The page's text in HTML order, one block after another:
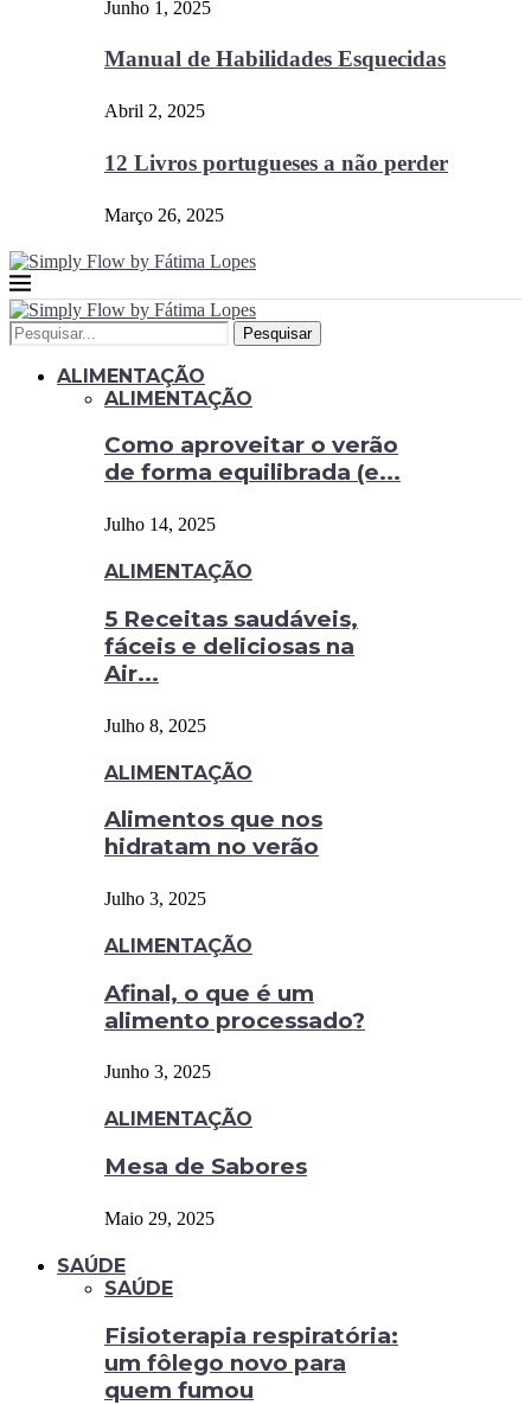
Junho 1, 2025
Manual de Habilidades Esquecidas
Abril 2, 2025
12 Livros portugueses a não perder
Março 26, 2025
Pesquisar
ALIMENTAÇÃO
ALIMENTAÇÃO
Como aproveitar o verão
de forma equilibrada (e...
Julho 14, 2025
ALIMENTAÇÃO
5 Receitas saudáveis,
fáceis e deliciosas na
Air...
Julho 8, 2025
ALIMENTAÇÃO
Alimentos que nos
hidratam no verão
Julho 3, 2025
ALIMENTAÇÃO
Afinal, o que é um
alimento processado?
Junho 3, 2025
ALIMENTAÇÃO
Mesa de Sabores
Maio 29, 2025
SAÚDE
SAÚDE
Fisioterapia respiratória:
um fôlego novo para
quem fumou